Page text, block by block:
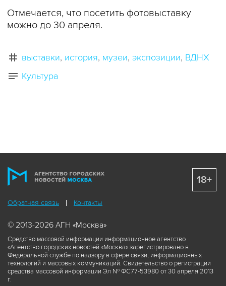
Отмечается, что посетить фотовыставку
можно до 30 апреля.
выставки история музеи экспозиции ВДНХ
Культура
Обратная связь Контакты
© 2013-2026 АГН «Москва»
Средство массовой информации информационное агентство
«Агентство городских новостей «Москва» зарегистрировано в
Федеральной службе по надзору в сфере связи, информационных
технологий и массовых коммуникаций. Свидетельство о регистрации
средства массовой информации Эл № ФС77-53980 от 30 апреля 2013
г.
18+